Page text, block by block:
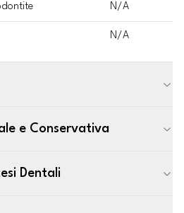
N/A
N/A
e Conservativa
Dentali